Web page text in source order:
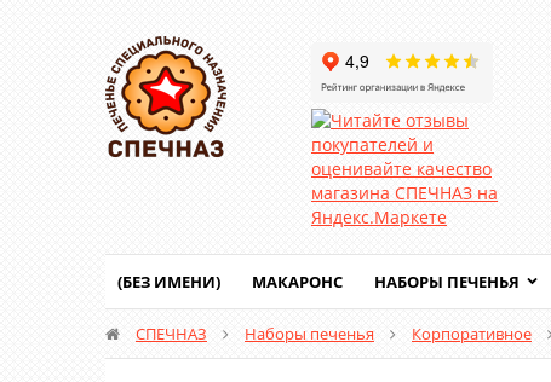
(БЕЗ ИМЕНИ) МАКАРОНС НАБОРЫ ПЕЧЕНЬЯ
СПЕЧНАЗ Наборы печенья Корпоративное